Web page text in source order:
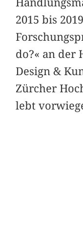
2015 bis
do?« an der
Design &
Zürcher
lebt